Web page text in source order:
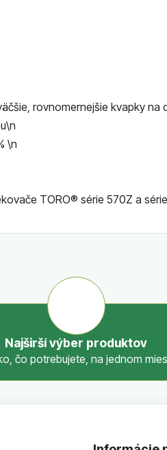
rovnomernejšie kvapky
\n
TORO® série 570Z a
Najširší výber produktov
čo potrebujete, na jednom